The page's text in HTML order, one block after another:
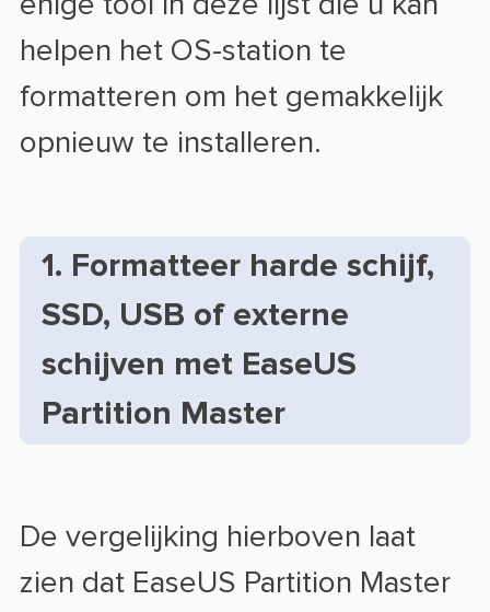
helpen het OS-station te
formatteren om het gemakkelijk
opnieuw te installeren.
1. Formatteer harde schijf,
SSD, USB of externe
schijven met EaseUS
Partition Master
De vergelijking hierboven laat
zien dat EaseUS Partition Master